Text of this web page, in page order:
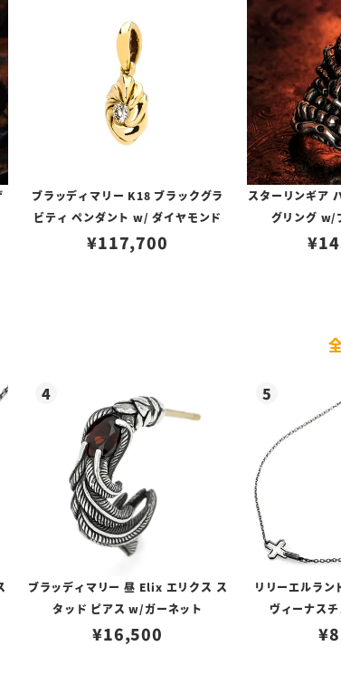
ブラッディマリー K18 ブラックグラ
ビティ ペンダント w/ ダイヤモンド
¥117,700
スターリンギア
グリング w/
¥
ブラッディマリー 昼 Elix エリクス ス
タッド ピアス w/ガーネット
¥16,500
リリーエルラン
ヴィーナス
¥